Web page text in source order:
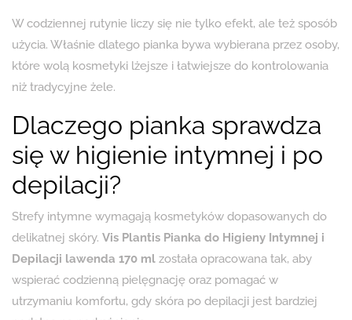
W codziennej rutynie liczy się nie tylko efekt, ale też sposób
użycia. Właśnie dlatego pianka bywa wybierana przez osoby,
które wolą kosmetyki lżejsze i łatwiejsze do kontrolowania
niż tradycyjne żele.
Dlaczego pianka sprawdza
się w higienie intymnej i po
depilacji?
Strefy intymne wymagają kosmetyków dopasowanych do
delikatnej skóry. Vis Plantis Pianka do Higieny Intymnej i
Depilacji lawenda 170 ml została opracowana tak, aby
wspierać codzienną pielęgnację oraz pomagać w
utrzymaniu komfortu, gdy skóra po depilacji jest bardziej